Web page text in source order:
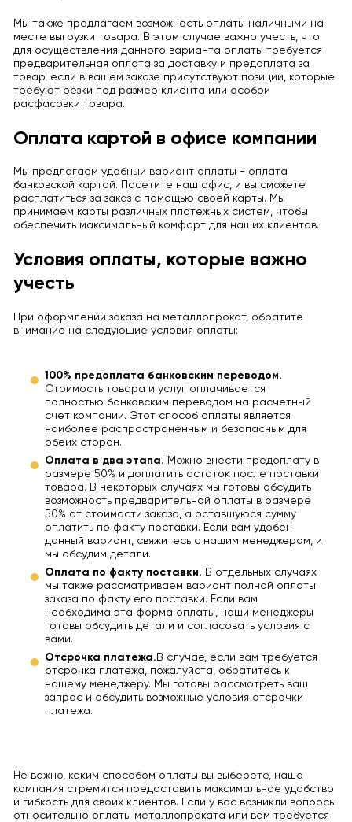
Мы также предлагаем возможность оплаты наличными на
месте выгрузки товара. В этом случае важно учесть, что
для осуществления данного варианта оплаты требуется
предварительная оплата за доставку и предоплата за
товар, если в вашем заказе присутствуют позиции, которые
требуют резки под размер клиента или особой
расфасовки товара.
Оплата картой в офисе компании
Мы предлагаем удобный вариант оплаты - оплата
банковской картой. Посетите наш офис, и вы сможете
расплатиться за заказ с помощью своей карты. Мы
принимаем карты различных платежных систем, чтобы
обеспечить максимальный комфорт для наших клиентов.
Условия оплаты, которые важно
учесть
При оформлении заказа на металлопрокат, обратите
внимание на следующие условия оплаты:
100% предоплата банковским переводом.
Стоимость товара и услуг оплачивается
полностью банковским переводом на расчетный
счет компании. Этот способ оплаты является
наиболее распространенным и безопасным для
обеих сторон.
Оплата в два этапа. Можно внести предоплату в
размере 50% и доплатить остаток после поставки
товара. В некоторых случаях мы готовы обсудить
возможность предварительной оплаты в размере
50% от стоимости заказа, а оставшуюся сумму
оплатить по факту поставки. Если вам удобен
данный вариант, свяжитесь с нашим менеджером, и
мы обсудим детали.
Оплата по факту поставки. В отдельных случаях
мы также рассматриваем вариант полной оплаты
заказа по факту его поставки. Если вам
необходима эта форма оплаты, наши менеджеры
готовы обсудить детали и согласовать условия с
вами.
Отсрочка платежа. В случае, если вам требуется
отсрочка платежа, пожалуйста, обратитесь к
нашему менеджеру. Мы готовы рассмотреть ваш
запрос и обсудить возможные условия отсрочки
платежа.
Не важно, каким способом оплаты вы выберете, наша
компания стремится предоставить максимальное удобство
и гибкость для своих клиентов. Если у вас возникли вопросы
относительно оплаты металлопроката или вам требуется